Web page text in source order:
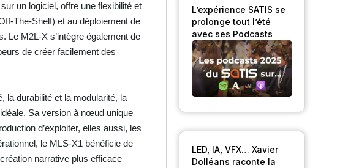
un logiciel, offre une flexibilité et
The-Shelf) et au déploiement de
Le M2L-X s’intègre également de
de créer facilement des
la durabilité et la modularité, la
Sa version à nœud unique
d’exploiter, elles aussi, les
le MLS-X1 bénéficie de
narrative plus efficace
L’expérience SATIS se
prolonge tout l’été
avec ses Podcasts
LED, IA, VFX… Xavier
Dolléans raconte la